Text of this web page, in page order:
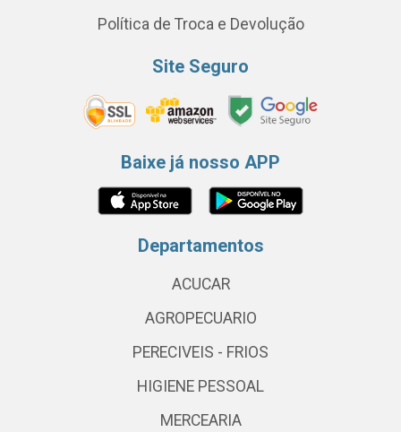
Política de Troca e Devolução
Site Seguro
Baixe já nosso APP
Departamentos
ACUCAR
AGROPECUARIO
PERECIVEIS - FRIOS
HIGIENE PESSOAL
MERCEARIA